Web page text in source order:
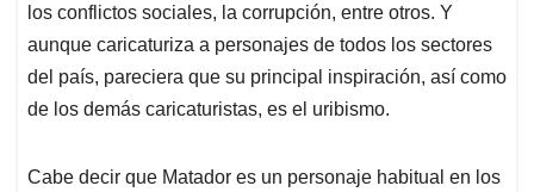
los conflictos sociales, la corrupción, entre otros. Y
aunque caricaturiza a personajes de todos los sectores
del país, pareciera que su principal inspiración, así como
de los demás caricaturistas, es el uribismo.
Cabe decir que Matador es un personaje habitual en los